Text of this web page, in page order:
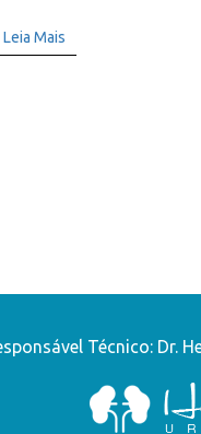
Leia Mais
Técnico: Dr.